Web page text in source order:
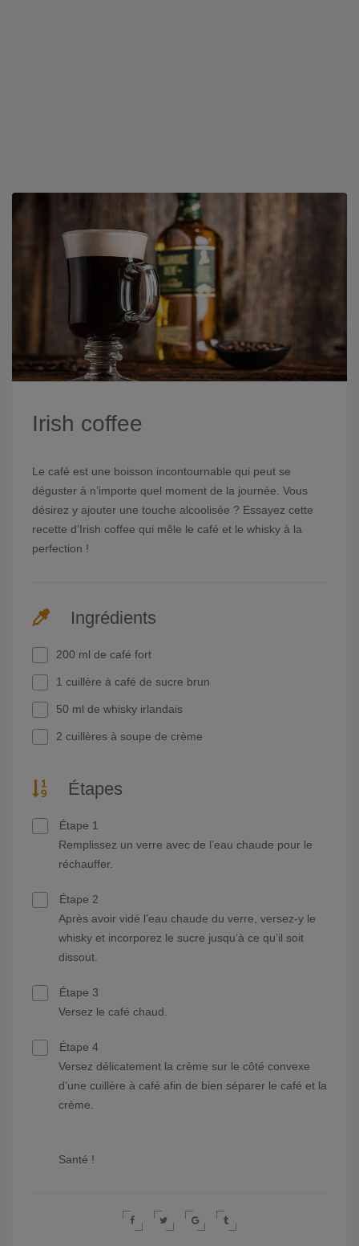
Irish coffee
Le café est une boisson incontournable qui peut se
déguster à n’importe quel moment de la journée. Vous
désirez y ajouter une touche alcoolisée ? Essayez cette
recette d’Irish coffee qui mêle le café et le whisky à la
perfection !
Ingrédients
200 ml de café fort
1 cuillère à café de sucre brun
50 ml de whisky irlandais
2 cuillères à soupe de crème
Étapes
Étape 1
Remplissez un verre avec de l’eau chaude pour le
réchauffer.
Étape 2
Après avoir vidé l’eau chaude du verre, versez-y le
whisky et incorporez le sucre jusqu’à ce qu’il soit
dissout.
Étape 3
Versez le café chaud.
Étape 4
Versez délicatement la crème sur le côté convexe
d’une cuillère à café afin de bien séparer le café et la
crème.
Santé !